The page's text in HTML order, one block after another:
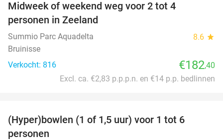
Midweek of weekend weg voor 2 tot 4
personen in Zeeland
Summio Parc Aquadelta 8.6 star
Bruinisse
Verkocht: 816
€182,40
Excl. ca. €2,83 p.p.p.n. en €14 p.p. bedlinnen
(Hyper)bowlen (1 of 1,5 uur) voor 1 tot 6
personen